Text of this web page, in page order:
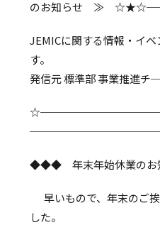
のお知らせ ≫
JEMICに関する情報・イ
す。
発信元 標準部 事業推進
◆◆◆ 年末年始休業の
早いもので、年末のご
した。